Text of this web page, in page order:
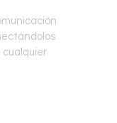
cualquier